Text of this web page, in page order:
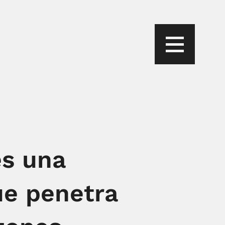
una
penetra